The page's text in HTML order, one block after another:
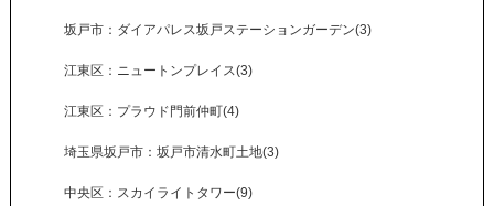
坂戸市：ダイアパレス坂戸ステーションガーデン(3)
江東区：ニュートンプレイス(3)
江東区：プラウド門前仲町(4)
埼玉県坂戸市：坂戸市清水町土地(3)
中央区：スカイライトタワー(9)